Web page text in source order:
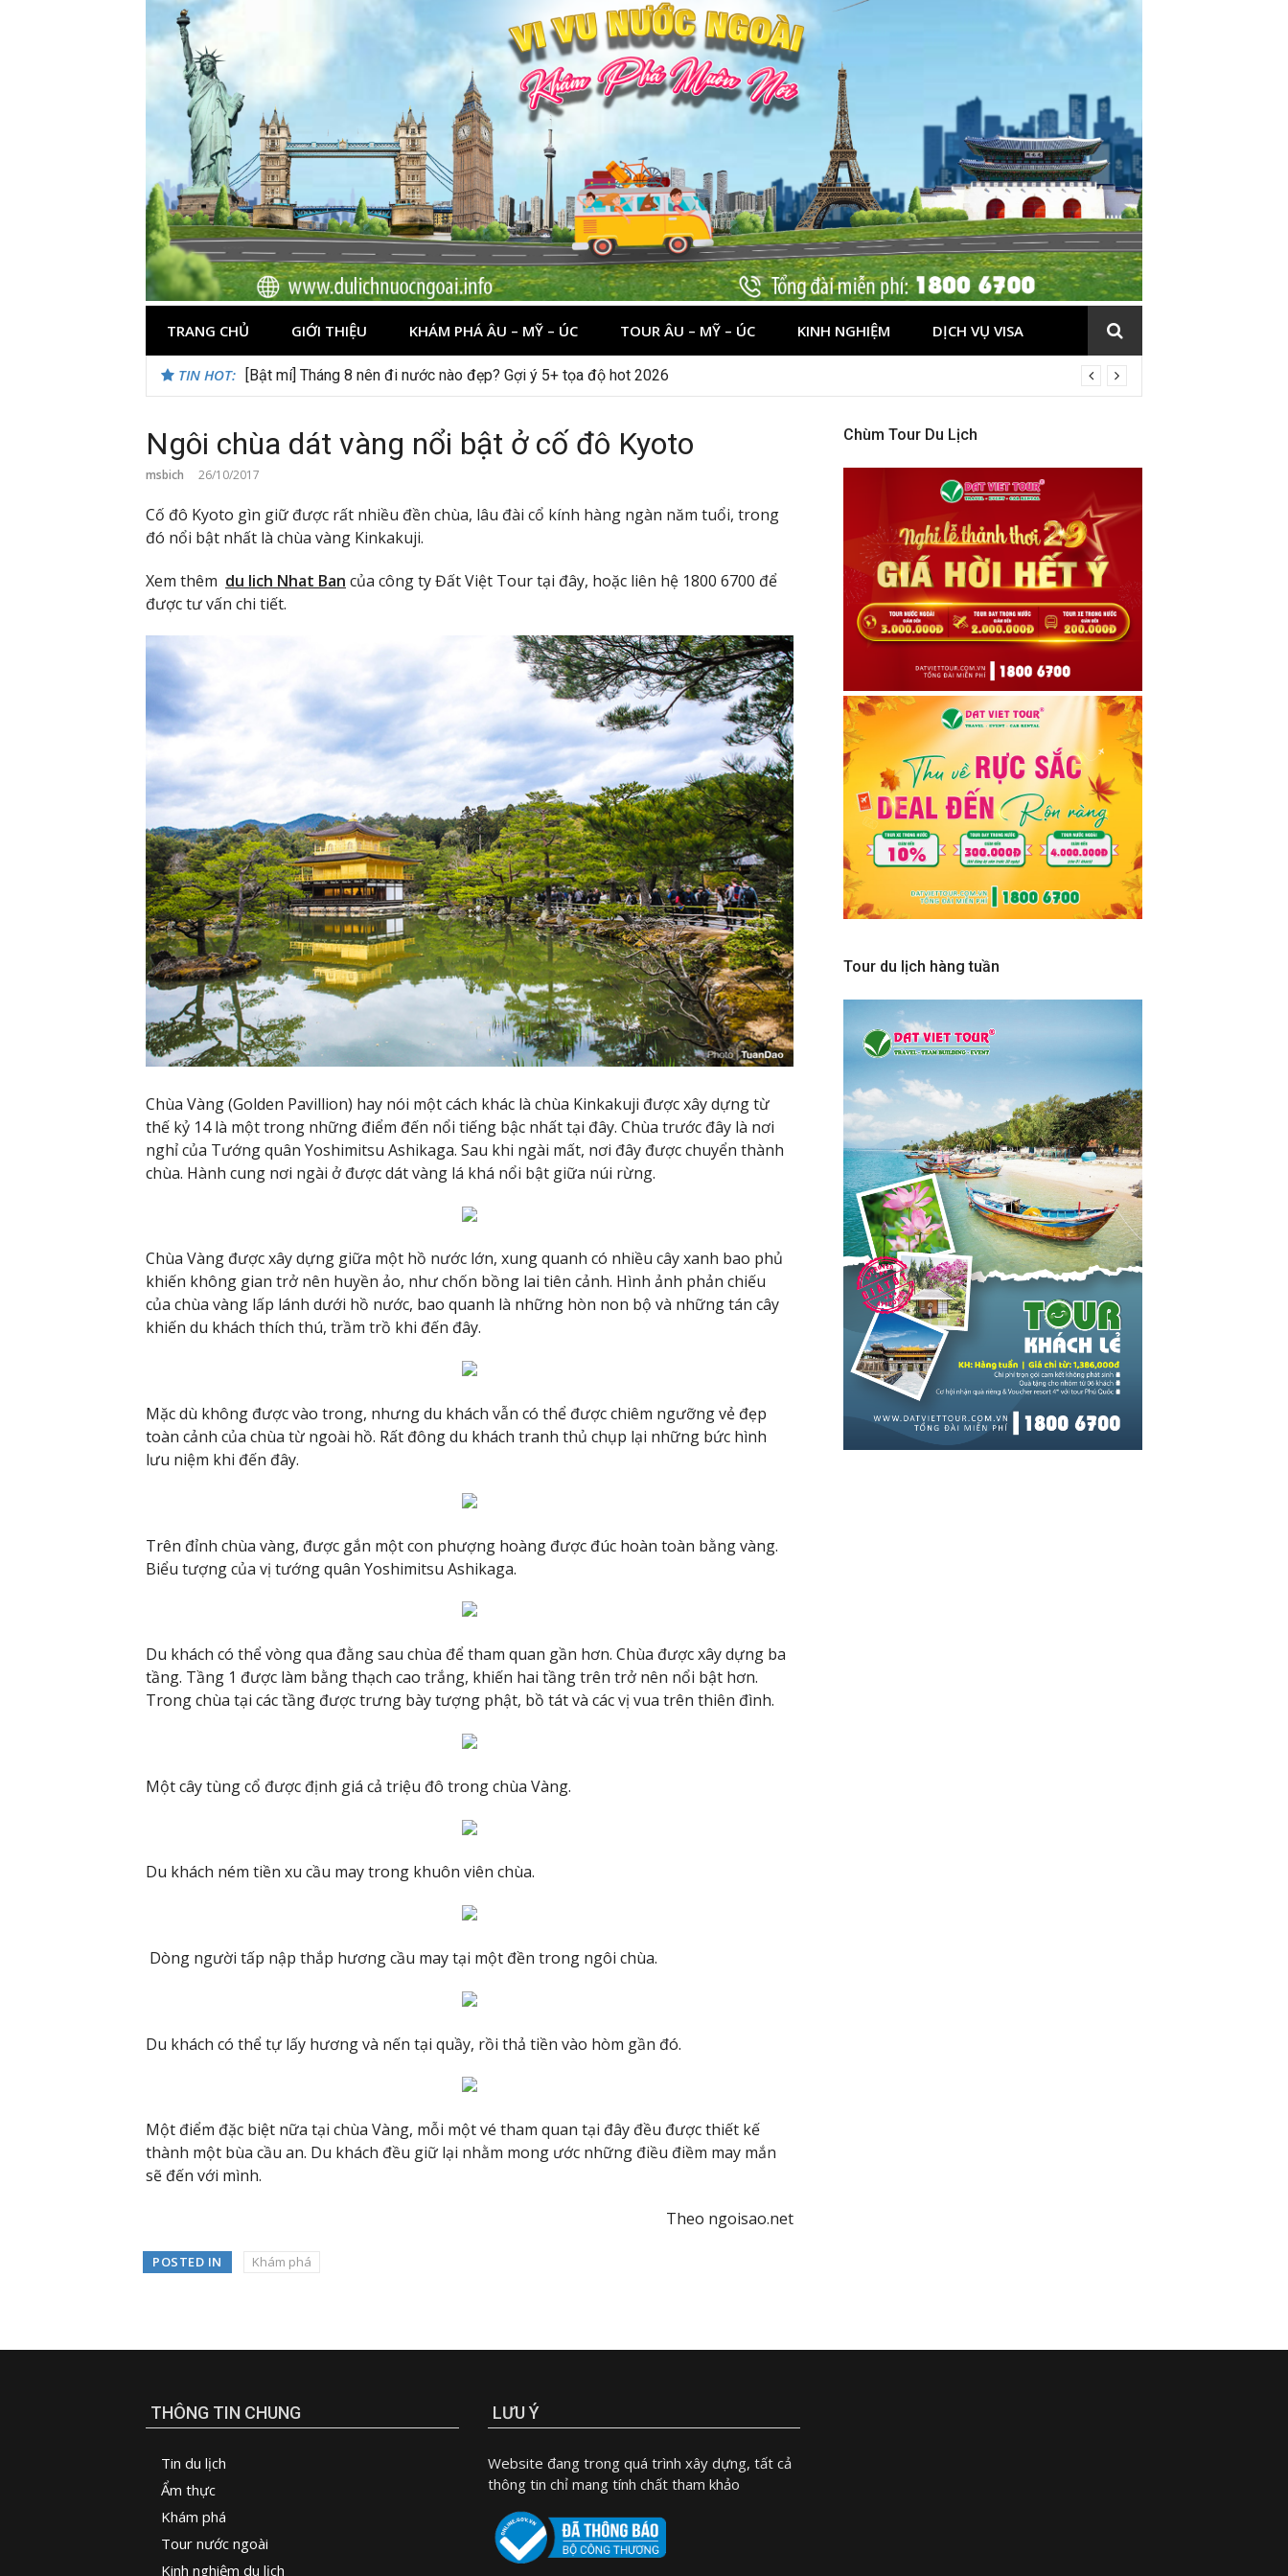
TRANG CHỦ GIỚI THIỆU KHÁM PHÁ ÂU – MỸ – ÚC TOUR ÂU – MỸ – ÚC KINH NGHIỆM DỊCH VỤ VISA
TIN HOT: [Bật mí] Tháng 8 nên đi nước nào đẹp? Gợi ý 5+ tọa độ hot 2026
Ngôi chùa dát vàng nổi bật ở cố đô Kyoto
msbich 26/10/2017
Cố đô Kyoto gìn giữ được rất nhiều đền chùa, lâu đài cổ kính hàng ngàn năm tuổi, trong
đó nổi bật nhất là chùa vàng Kinkakuji.
Xem thêm du lich Nhat Ban của công ty Đất Việt Tour tại đây, hoặc liên hệ 1800 6700 để
được tư vấn chi tiết.
Chùa Vàng (Golden Pavillion) hay nói một cách khác là chùa Kinkakuji được xây dựng từ
thế kỷ 14 là một trong những điểm đến nổi tiếng bậc nhất tại đây. Chùa trước đây là nơi
nghỉ của Tướng quân Yoshimitsu Ashikaga. Sau khi ngài mất, nơi đây được chuyển thành
chùa. Hành cung nơi ngài ở được dát vàng lá khá nổi bật giữa núi rừng.
Chùa Vàng được xây dựng giữa một hồ nước lớn, xung quanh có nhiều cây xanh bao phủ
khiến không gian trở nên huyền ảo, như chốn bồng lai tiên cảnh. Hình ảnh phản chiếu
của chùa vàng lấp lánh dưới hồ nước, bao quanh là những hòn non bộ và những tán cây
khiến du khách thích thú, trầm trồ khi đến đây.
Mặc dù không được vào trong, nhưng du khách vẫn có thể được chiêm ngưỡng vẻ đẹp
toàn cảnh của chùa từ ngoài hồ. Rất đông du khách tranh thủ chụp lại những bức hình
lưu niệm khi đến đây.
Trên đỉnh chùa vàng, được gắn một con phượng hoàng được đúc hoàn toàn bằng vàng.
Biểu tượng của vị tướng quân Yoshimitsu Ashikaga.
Du khách có thể vòng qua đằng sau chùa để tham quan gần hơn. Chùa được xây dựng ba
tầng. Tầng 1 được làm bằng thạch cao trắng, khiến hai tầng trên trở nên nổi bật hơn.
Trong chùa tại các tầng được trưng bày tượng phật, bồ tát và các vị vua trên thiên đình.
Một cây tùng cổ được định giá cả triệu đô trong chùa Vàng.
Du khách ném tiền xu cầu may trong khuôn viên chùa.
Dòng người tấp nập thắp hương cầu may tại một đền trong ngôi chùa.
Du khách có thể tự lấy hương và nến tại quầy, rồi thả tiền vào hòm gần đó.
Một điểm đặc biệt nữa tại chùa Vàng, mỗi một vé tham quan tại đây đều được thiết kế
thành một bùa cầu an. Du khách đều giữ lại nhằm mong ước những điều điềm may mắn
sẽ đến với mình.
Theo ngoisao.net
POSTED IN Khám phá
Chùm Tour Du Lịch
Tour du lịch hàng tuần
THÔNG TIN CHUNG
Tin du lịch
Ẩm thực
Khám phá
Tour nước ngoài
Kinh nghiệm du lịch
LƯU Ý
Website đang trong quá trình xây dựng, tất cả
thông tin chỉ mang tính chất tham khảo